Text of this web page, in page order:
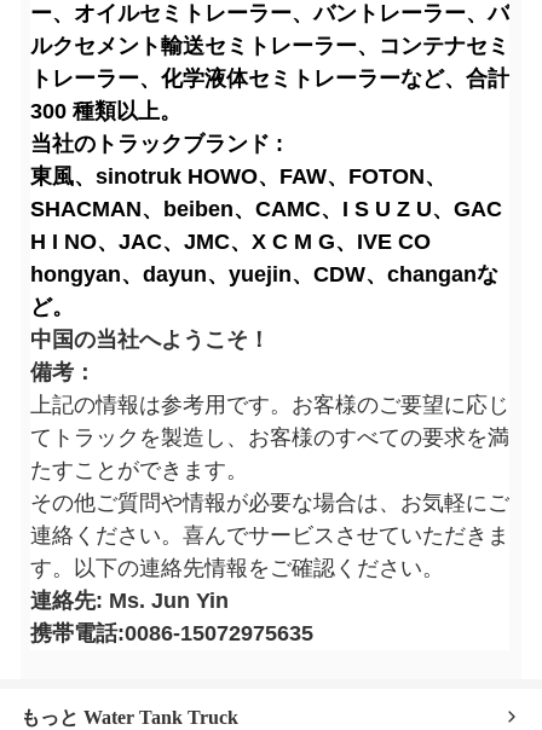
ー、オイルセミトレーラー、バントレーラー、バ
ルクセメント輸送セミトレーラー、コンテナセミ
トレーラー、化学液体セミトレーラーなど、合計
300 種類以上。
当社のトラックブランド :
東風、sinotruk HOWO、FAW、FOTON、
SHACMAN、beiben、CAMC、I S U Z U、GAC
H I NO、JAC、JMC、X C M G、IVE CO
hongyan、dayun、yuejin、CDW、changanな
ど。
中国の当社へようこそ！
備考：
上記の情報は参考用です。お客様のご要望に応じ
てトラックを製造し、お客様のすべての要求を満
たすことができます。
その他ご質問や情報が必要な場合は、お気軽にご
連絡ください。喜んでサービスさせていただきま
す。以下の連絡先情報をご確認ください。
連絡先: Ms. Jun Yin
携帯電話:0086-15072975635
もっと Water Tank Truck